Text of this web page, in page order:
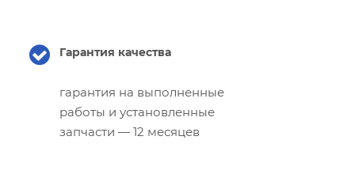
Гарантия качества
гарантия на выполненные
работы и установленные
запчасти — 12 месяцев